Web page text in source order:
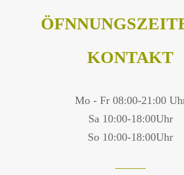
KONTAKT
Mo - Fr 08:00-21:00
Sa 10:00-18:00Uhr
So 10:00-18:00Uhr